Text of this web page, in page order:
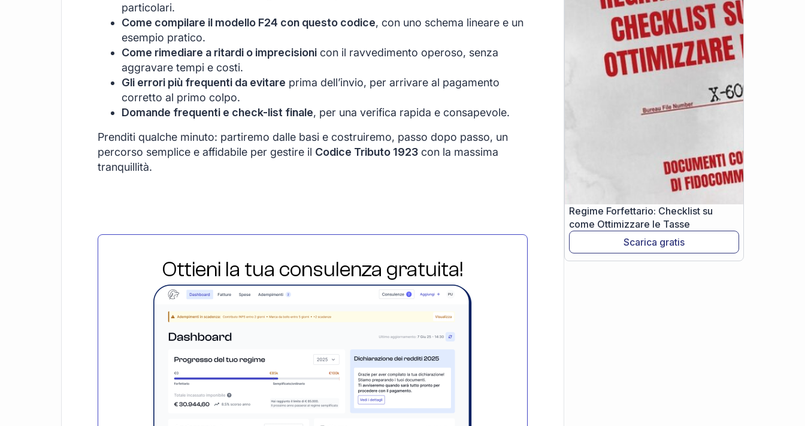
particolari.
Come compilare il modello F24 con questo codice, con uno schema lineare e un
esempio pratico.
Come rimediare a ritardi o imprecisioni con il ravvedimento operoso, senza
aggravare tempi e costi.
Gli errori più frequenti da evitare prima dell’invio, per arrivare al pagamento
corretto al primo colpo.
Domande frequenti e check-list finale, per una verifica rapida e consapevole.
Prenditi qualche minuto: partiremo dalle basi e costruiremo, passo dopo passo, un
percorso semplice e affidabile per gestire il Codice Tributo 1923 con la massima
tranquillità.
Ottieni la tua consulenza gratuita!
Regime Forfettario: Checklist su
come Ottimizzare le Tasse
Scarica gratis